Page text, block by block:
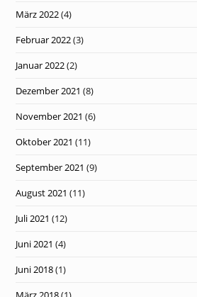
März 2022(4)
Februar 2022(3)
Januar 2022(2)
Dezember 2021 (8)
November 2021 (6)
Oktober 2021 (11)
September 2021 (9)
August 2021 (11)
Juli 2021 (12)
Juni 2021 (4)
Juni 2018(1)